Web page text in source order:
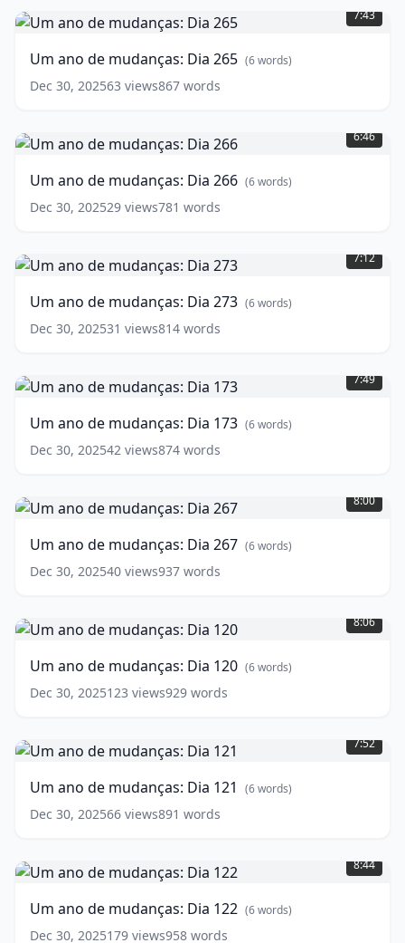
ano
de
Dia
265 (6
7:43
Um ano de mudanças: Dia 265 (6words)
Dec 30, 202563 views867 words
ano
de
Dia
266 (6
6:46
Um ano de mudanças: Dia 266 (6words)
Dec 30, 202529 views781 words
ano
de
Dia
273 (6
7:12
Um ano de mudanças: Dia 273 (6words)
Dec 30, 202531 views814 words
ano
de
Dia
173 (6
7:49
Um ano de mudanças: Dia 173 (6words)
Dec 30, 202542 views874 words
ano
de
Dia
267 (6
8:00
Um ano de mudanças: Dia 267 (6words)
Dec 30, 202540 views937 words
ano
de
Dia
120 (6
8:06
Um ano de mudanças: Dia 120 (6words)
Dec 30, 2025123 views929 words
ano
de
Dia
121 (6
7:52
Um ano de mudanças: Dia 121 (6words)
Dec 30, 202566 views891 words
ano
de
Dia
122 (6
8:44
Um ano de mudanças: Dia 122 (6words)
Dec 30, 2025179 views958 words